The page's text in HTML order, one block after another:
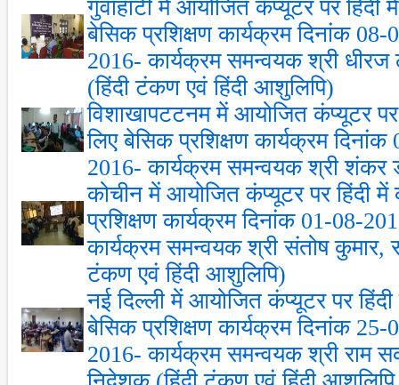
गुवाहाटी में आयोजित कंप्‍यूटर पर
बेसिक प्रशिक्षण कार्यक्रम दिनांक
2016- कार्यक्रम समन्‍वयक श्री
(हिंदी टंकण एवं हिंदी आशुलिपि)
विशाखापटटनम में आयोजित कंप्‍यूटर
लिए बेसिक प्रशिक्षण कार्यक्रम
2016- कार्यक्रम समन्‍वयक श्री शंकर
कोचीन में आयोजित कंप्‍यूटर पर हिंदी
प्रशिक्षण कार्यक्रम दिनांक 01-08-
कार्यक्रम समन्‍वयक श्री संतोष कुमार,
टंकण एवं हिंदी आशुलिपि)
नई दिल्‍ली में आयोजित कंप्‍यूटर पर
बेसिक प्रशिक्षण कार्यक्रम दिनांक
2016- कार्यक्रम समन्‍वयक श्री राम